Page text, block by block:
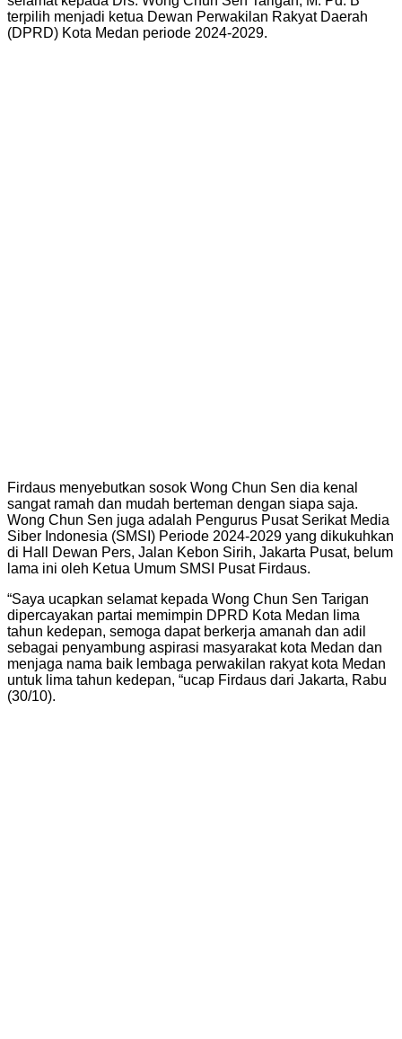
terpilih menjadi ketua Dewan Perwakilan Rakyat Daerah
(DPRD) Kota Medan periode 2024-2029.
Firdaus menyebutkan sosok Wong Chun Sen dia kenal
sangat ramah dan mudah berteman dengan siapa saja.
Wong Chun Sen juga adalah Pengurus Pusat Serikat Media
Siber Indonesia (SMSI) Periode 2024-2029 yang dikukuhkan
di Hall Dewan Pers, Jalan Kebon Sirih, Jakarta Pusat, belum
lama ini oleh Ketua Umum SMSI Pusat Firdaus.
“Saya ucapkan selamat kepada Wong Chun Sen Tarigan
dipercayakan partai memimpin DPRD Kota Medan lima
tahun kedepan, semoga dapat berkerja amanah dan adil
sebagai penyambung aspirasi masyarakat kota Medan dan
menjaga nama baik lembaga perwakilan rakyat kota Medan
untuk lima tahun kedepan, “ucap Firdaus dari Jakarta, Rabu
(30/10).